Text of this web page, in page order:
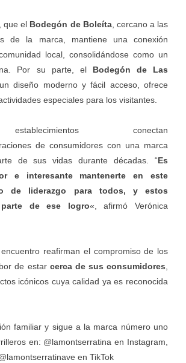
que el Bodegón de Boleíta, cercano a las
de la marca, mantiene una conexión
local, consolidándose como un
Por su parte, el Bodegón de Las
diseño moderno y fácil acceso, ofrece
especiales para los visitantes.
conectan
de consumidores con una marca
de sus vidas durante décadas. “Es
e interesante mantenerte en este
de liderazgo para todos, y estos
de ese logro«, afirmó Verónica
reafirman el compromiso de los
de estar cerca de sus consumidores
icónicos cuya calidad ya es reconocida
familiar y sigue a la marca número uno
en: @lamontserratina en Instagram,
en TikTok